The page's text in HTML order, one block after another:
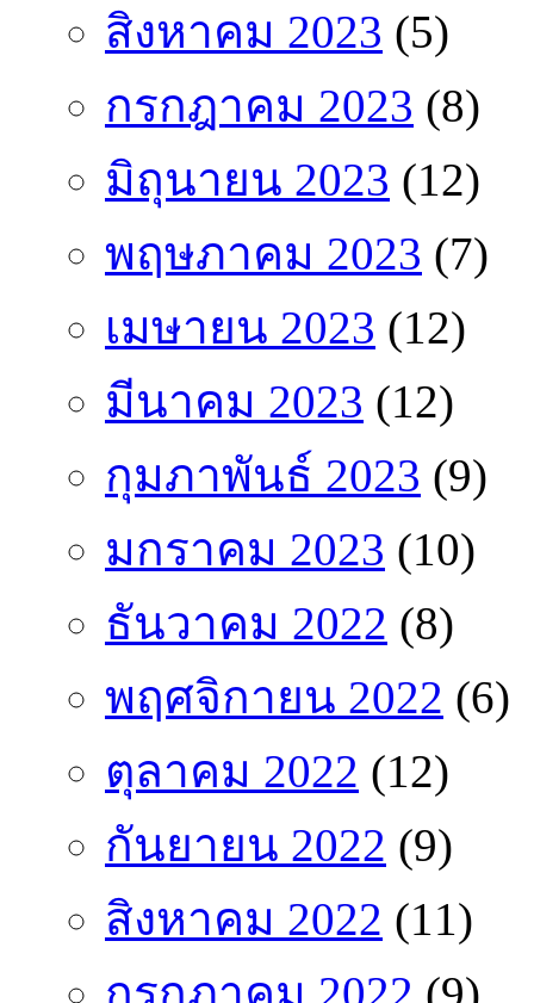
สิงหาคม 2023 (5)
กรกฎาคม 2023 (8)
มิถุนายน 2023 (12)
พฤษภาคม 2023 (7)
เมษายน 2023 (12)
มีนาคม 2023 (12)
กุมภาพันธ์ 2023 (9)
มกราคม 2023 (10)
ธันวาคม 2022 (8)
พฤศจิกายน 2022 (6)
ตุลาคม 2022 (12)
กันยายน 2022 (9)
สิงหาคม 2022 (11)
กรกฎาคม 2022 (9)